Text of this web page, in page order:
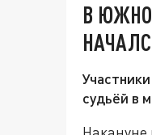
В
судьёй в